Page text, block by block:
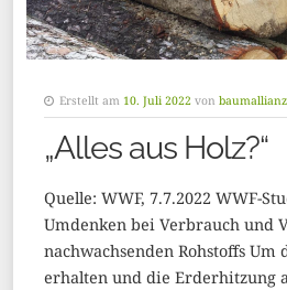
Erstellt am 10. Juli 2022 von baumallianz
„Alles aus Holz?“
Quelle: WWF, 7.7.2022 WWF-
Umdenken bei Verbrauch und
nachwachsenden Rohstoffs
erhalten und die Erderhitzung